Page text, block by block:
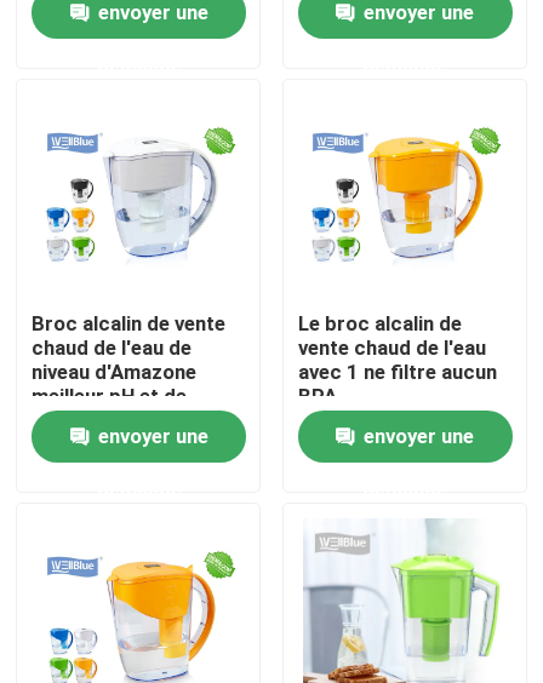
Contacts
Produits
Broc classique de l'eau
Broc de l'eau de Maxtra
Cartouche filtrante alcaline de l'eau
cartouches filtrantes classiques de l'eau
envoyer une
envoyer une
Broc alcalin de vente
chaud de l'eau de
niveau d'Amazone
meilleur pH et de
niveau d'hydrogène
d'ORP envoyer une
Le broc alcalin de
vente chaud de l'eau
avec 1 ne filtre aucun
BPA
envoyer une